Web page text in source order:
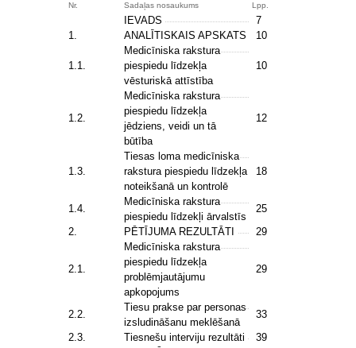
Nr. Sadaļas nosaukums Lpp.
IEVADS
7
1.
ANALĪTISKAIS APSKATS 10
1.1.
Medicīniska rakstura
piespiedu līdzekļa
vēsturiskā attīstība
10
1.2.
Medicīniska rakstura
piespiedu līdzekļa
jēdziens, veidi un tā
būtība
12
1.3.
Tiesas loma medicīniska
rakstura piespiedu līdzekļa
noteikšanā un kontrolē
18
1.4.
Medicīniska rakstura
piespiedu līdzekļi ārvalstīs
25
2.
PĒTĪJUMA REZULTĀTI 29
2.1.
Medicīniska rakstura
piespiedu līdzekļa
problēmjautājumu
apkopojums
29
2.2.
Tiesu prakse par personas
izsludināšanu meklēšanā
33
2.3.
Tiesnešu interviju rezultāti
39